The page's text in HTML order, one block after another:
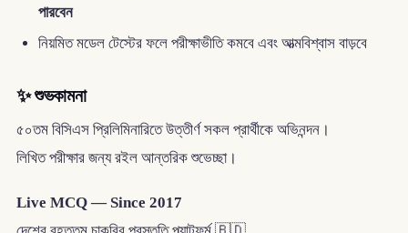
পারবেন
নিয়মিত মডেল টেস্টের ফলে পরীক্ষাভীতি কমবে এবং আত্মবিশ্বাস বাড়বে
✨ শুভকামনা
৫০তম বিসিএস প্রিলিমিনারিতে উত্তীর্ণ সকল প্রার্থীকে অভিনন্দন।
লিখিত পরীক্ষার জন্য রইল আন্তরিক শুভেচ্ছা।
Live MCQ — Since 2017